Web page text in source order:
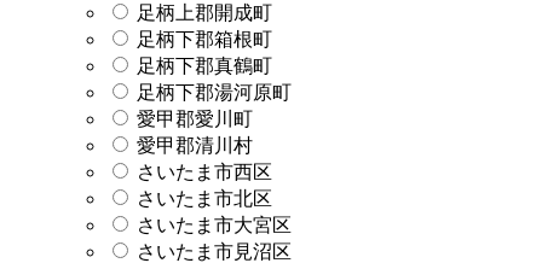
足柄上郡開成町
足柄下郡箱根町
足柄下郡真鶴町
足柄下郡湯河原町
愛甲郡愛川町
愛甲郡清川村
さいたま市西区
さいたま市北区
さいたま市大宮区
さいたま市見沼区